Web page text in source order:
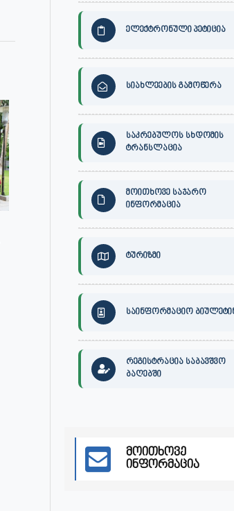
ქართული ხალხური სიმღერის
საღამო ონში
ივლისი 7, 2023
ელექტრონული პეტიცია
სიახლეების გამოწერა
საკრებულოს სხდომის
ტრანსლაცია
მოითხოვე საჯარო
ინფორმაცია
ტურიზმი
საინფორმაციო
რეგისტრაცია საბავშვო
ბაღებში
მოითხოვე
ინფორმაცია